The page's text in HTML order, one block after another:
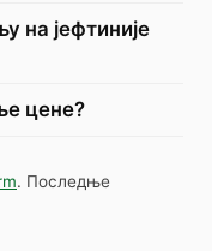
на јефтиније
цене?
. Последње